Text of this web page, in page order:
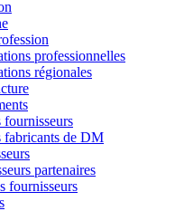
professionnelles
régionales
fournisseurs
fabricants de DM
partenaires
fournisseurs